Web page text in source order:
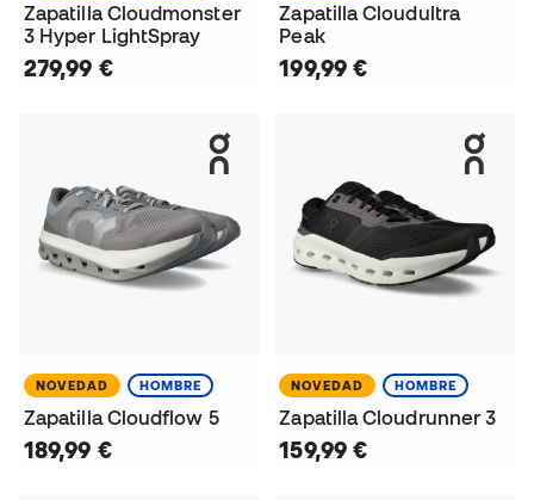
Zapatilla Cloudmonster
3 Hyper LightSpray
279,99 €
Zapatilla Cloudultra
Peak
199,99 €
NOVEDAD HOMBRE
Zapatilla Cloudflow 5
189,99 €
NOVEDAD HOMBRE
Zapatilla Cloudrunner 3
159,99 €